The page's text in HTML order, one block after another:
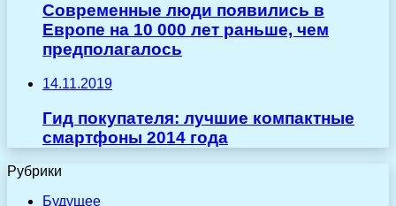
Современные люди появились в
Европе на 10 000 лет раньше, чем
предполагалось
14.11.2019
Гид покупателя: лучшие компактные
смартфоны 2014 года
Рубрики
Будущее